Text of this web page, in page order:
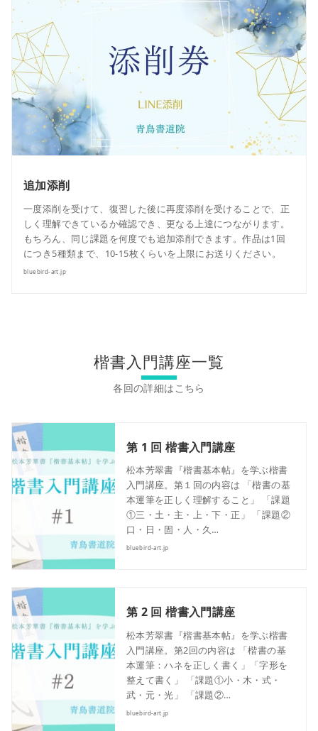
追加添削
一度添削を受けて、復習した後に再度添削を受けることで、正
しく理解できているか確認でき、更なる上達につながります。
もちろん、同じ課題を何度でも追加添削できます。作品は1回
につき5種類まで、10-15枚くらいを上限にお送りください。
bluebird-art.jp
楷書入門講座一覧
第 1 回 楷書入門講座
松本芳翠書『楷書基本帖』を学ぶ楷書
入門講座。第１回の内容は 「楷書の基
本運筆を正しく理解すること」 「課題
①三・土・主・上・下・正」 「課題②
口・日・固・人・久…
bluebird-art.jp
第 2 回 楷書入門講座
松本芳翠書『楷書基本帖』を学ぶ楷書
入門講座。第2回の内容は 「楷書の基
本運筆：ハネを正しく書く」「字形を
整えて書く」 「課題①小・木・式・
武・元・光」 「課題②…
bluebird-art.jp